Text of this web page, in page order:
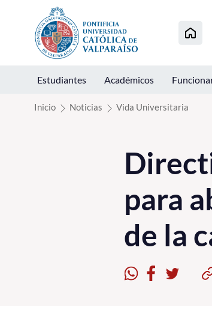
Click acá para ir directamente al contenido
Estudiantes Académicos
Inicio Noticias Vida Universitaria
para
de la